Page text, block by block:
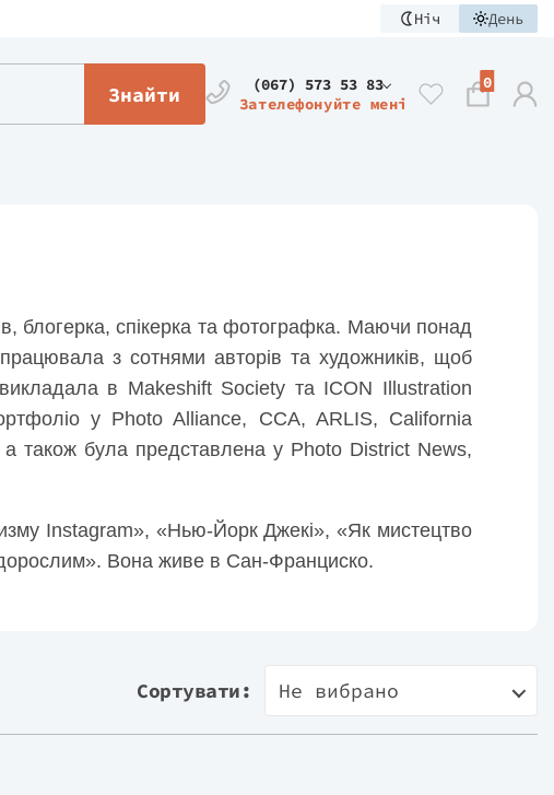
Ніч День
Знайти
(067) 573 53 83
Зателефонуйте мені
0
блогерка, спікерка та фотографка. Маючи понад
з сотнями авторів та художників, щоб
викладала в Makeshift Society та ICON Illustration
у Photo Alliance, CCA, ARLIS, California
також була представлена у Photo District News,
Instagram», «Нью-Йорк Джекі», «Як мистецтво
Вона живе в Сан-Франциско.
Сортувати: Не вибрано